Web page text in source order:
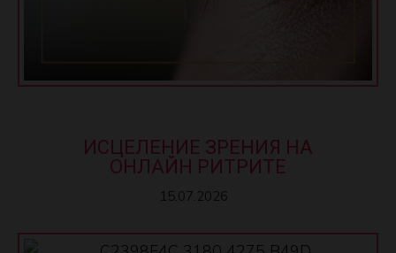
ИСЦЕЛЕНИЕ ЗРЕНИЯ НА
ОНЛАЙН РИТРИТЕ
15.07.2026